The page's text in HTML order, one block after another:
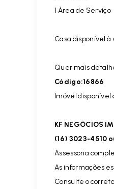
1 Área de Serviço
Casa disponível à
Quer mais
Código:16866
Imóvel disponível
KF NEGÓCIOS
(16) 3023-4510
Assessoria
As informações
Consulte o